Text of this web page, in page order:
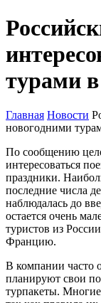
турами
Главная Новости
новогодними
По сообщению
интересоваться
праздники.
последние числа
наблюдалась до
остается очень
туристов из
Францию.
В компании часто
планируют свои
турпакеты.